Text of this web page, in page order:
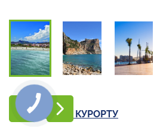
НА СТОРІНКУ КУРОРТУ